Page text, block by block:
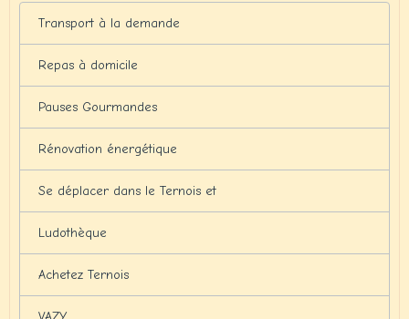
Transport à la demande
Repas à domicile
Pauses Gourmandes
Rénovation énergétique
Se déplacer dans le Ternois et
Ludothèque
Achetez Ternois